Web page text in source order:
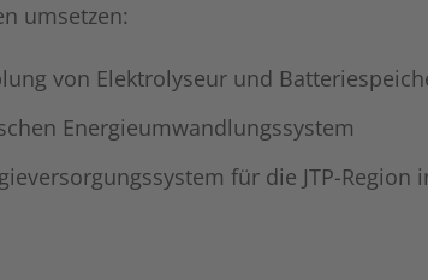
umsetzen:
von Elektrolyseur und
Energieumwandlungssystem
für die JTP-Region